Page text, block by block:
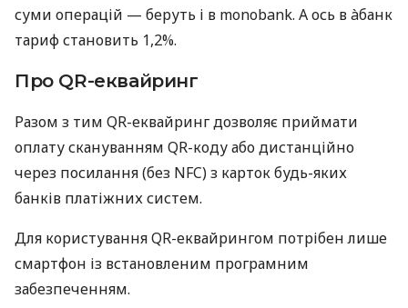
суми операцій — беруть і в monobank. А ось в àбанк
тариф становить 1,2%.
Про QR-еквайринг
Разом з тим QR-еквайринг дозволяє приймати
оплату скануванням QR-коду або дистанційно
через посилання (без NFC) з карток будь-яких
банків платіжних систем.
Для користування QR-еквайрингом потрібен лише
смартфон із встановленим програмним
забезпеченням.